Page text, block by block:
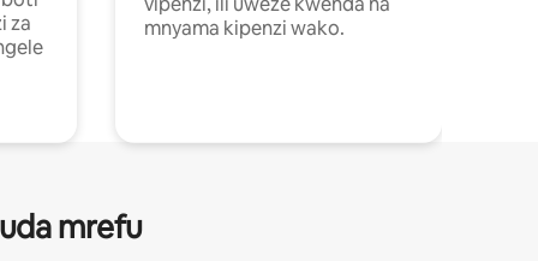
za
mnyama kipenzi wako.
mrefu